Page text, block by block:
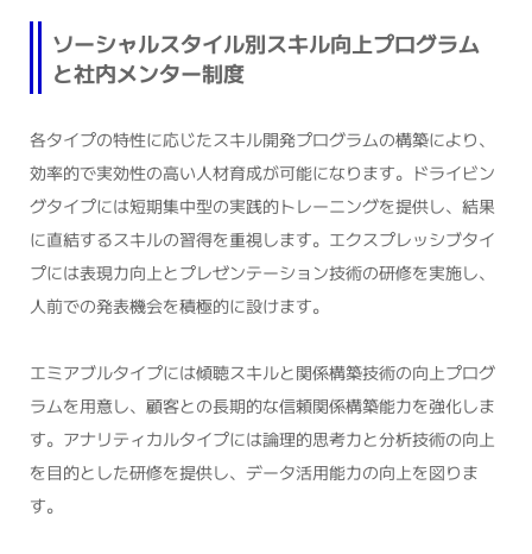
ソーシャルスタイル別スキル向上プログラム
と社内メンター制度
各タイプの特性に応じたスキル開発プログラムの構築により、
効率的で実効性の高い人材育成が可能になります。ドライビン
グタイプには短期集中型の実践的トレーニングを提供し、結果
に直結するスキルの習得を重視します。エクスプレッシブタイ
プには表現力向上とプレゼンテーション技術の研修を実施し、
人前での発表機会を積極的に設けます。
エミアブルタイプには傾聴スキルと関係構築技術の向上プログ
ラムを用意し、顧客との長期的な信頼関係構築能力を強化しま
す。アナリティカルタイプには論理的思考力と分析技術の向上
を目的とした研修を提供し、データ活用能力の向上を図りま
す。